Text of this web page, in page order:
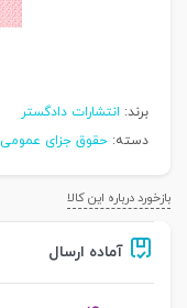
برند: انتشارات دادگستر
دسته: حقوق جزای عمومی
بازخورد درباره این کالا
آماده ارسال